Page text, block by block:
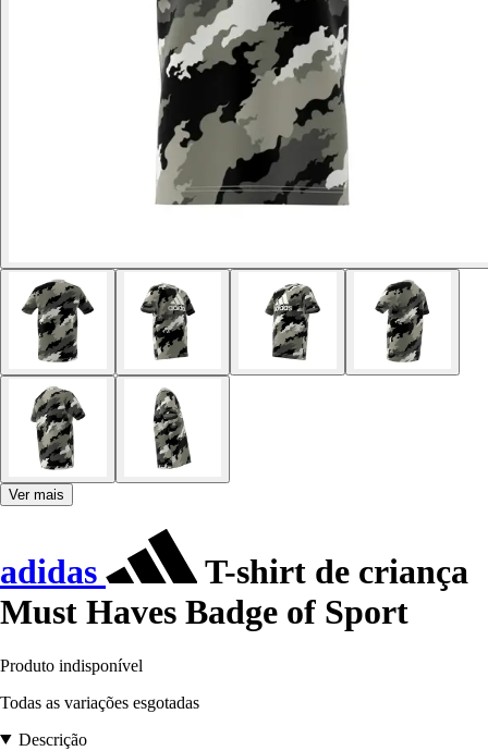
Ver mais
adidas
T-shirt de criança
Must Haves Badge of Sport
Produto indisponível
Todas as variações esgotadas
Descrição